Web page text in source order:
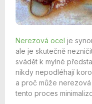
Nerezová ocel je
ale je skutečně
svádět k mylné
nikdy nepodléhají
a proč může
tento proces